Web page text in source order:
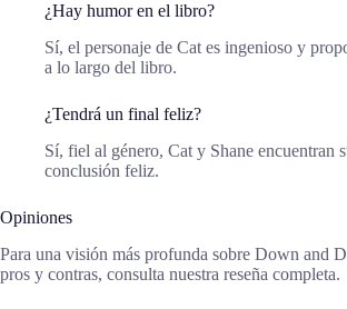
¿Hay humor en el libro?
Sí, el personaje de Cat es ingenioso y
a lo largo del libro.
¿Tendrá un final feliz?
Sí, fiel al género, Cat y Shane encuentran
conclusión feliz.
Opiniones
Para una visión más profunda sobre Down and
pros y contras, consulta nuestra reseña completa.